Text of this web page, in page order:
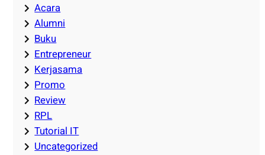
Acara
Alumni
Buku
Entrepreneur
Kerjasama
Promo
Review
RPL
Tutorial IT
Uncategorized